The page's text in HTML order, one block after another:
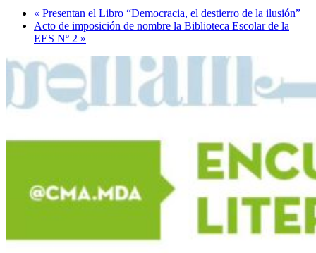
« Presentan el Libro “Democracia, el destierro de la ilusión”
Acto de imposición de nombre la Biblioteca Escolar de la
EES Nº 2 »